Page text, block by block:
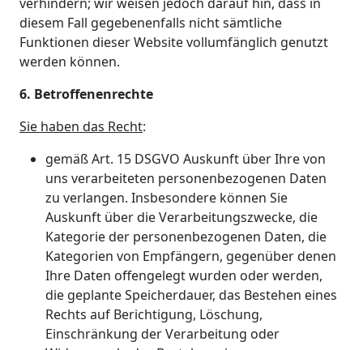
diesem Fall gegebenenfalls nicht sämtliche
Funktionen dieser Website vollumfänglich genutzt
werden können.
6. Betroffenenrechte
Sie haben das Recht:
gemäß Art. 15 DSGVO Auskunft über Ihre von
uns verarbeiteten personenbezogenen Daten
zu verlangen. Insbesondere können Sie
Auskunft über die Verarbeitungszwecke, die
Kategorie der personenbezogenen Daten, die
Kategorien von Empfängern, gegenüber denen
Ihre Daten offengelegt wurden oder werden,
die geplante Speicherdauer, das Bestehen eines
Rechts auf Berichtigung, Löschung,
Einschränkung der Verarbeitung oder